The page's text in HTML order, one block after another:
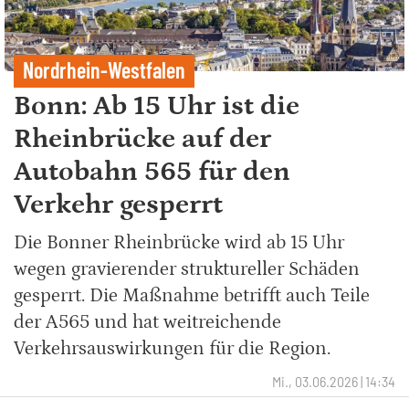
Nordrhein-Westfalen
Bonn: Ab 15 Uhr ist die
Rheinbrücke auf der
Autobahn 565 für den
Verkehr gesperrt
Die Bonner Rheinbrücke wird ab 15 Uhr
wegen gravierender struktureller Schäden
gesperrt. Die Maßnahme betrifft auch Teile
der A565 und hat weitreichende
Verkehrsauswirkungen für die Region.
Mi., 03.06.2026 | 14:34